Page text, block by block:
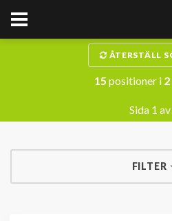
ÅTERSTÄLL
15 positioner i 2
Sida 1 av
FILTER